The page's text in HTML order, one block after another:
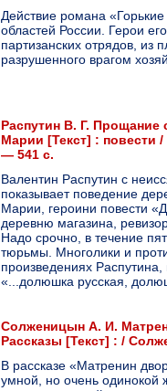
Действие романа
областей России. Герои
партизанских отрядов, из
разрушенного врагом
Распутин В. Г.
Марии [Текст] : повести
— 541 с.
Валентин Распутин с
показывает поведение
Марии, героини повести
деревню магазина,
Надо срочно, в течение
тюрьмы. Многолики и
произведениях
«...долюшка русская,
Солженицын А. И.
Рассказы [Текст] : /
В рассказе «Матренин
умной, но очень